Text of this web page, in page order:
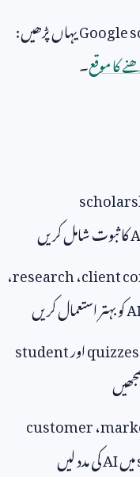
Googleیہاں پڑھیں:
کا موقع۔
کا ثبوت شامل کریں
client،research،
کو بہتر استعمال کریں
quizzesاورstudent
،customer
میںAIکی مدد لیں